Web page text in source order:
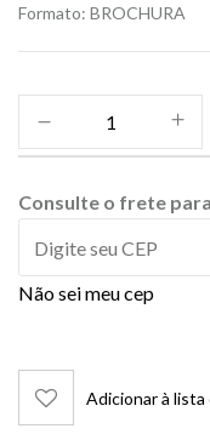
Formato: BROCHURA
Consulte o frete
Não sei meu cep
Adicionar à lista